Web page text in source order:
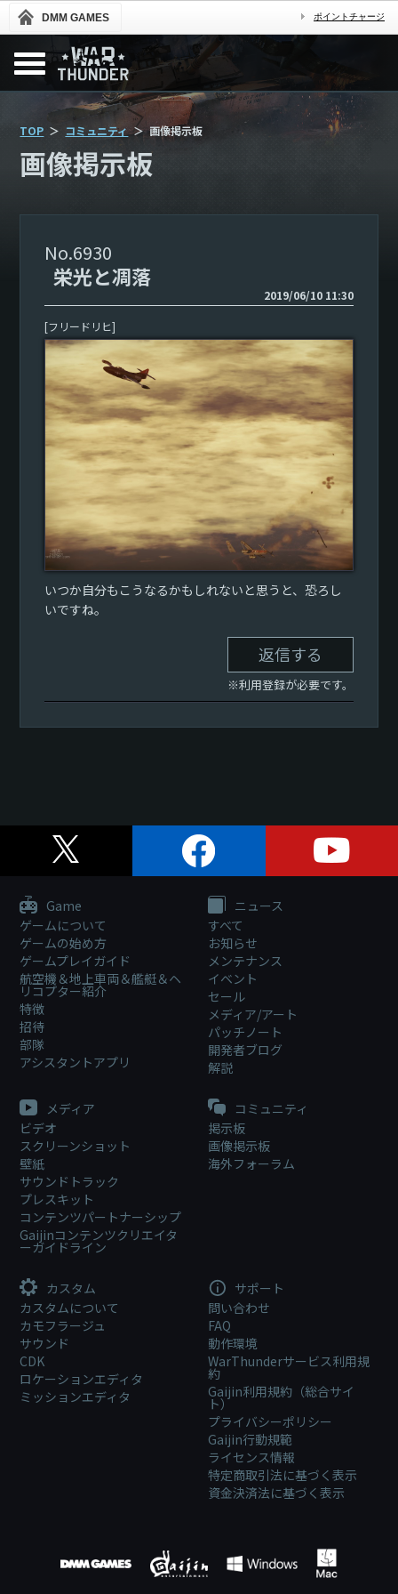
DMM GAMES ポイントチャージ
TOP コミュニティ 画像掲示板
画像掲示板
6930
栄光と凋落
2019/06/10 11:30
[フリードリヒ]
いつか自分もこうなるかもしれないと思うと、恐ろし
いですね。
返信する
※利用登録が必要です。
Game
ゲームについて
ゲームの始め方
ゲームプレイガイド
航空機＆地上車両＆艦艇＆ヘ
リコプター紹介
特徴
招待
部隊
アシスタントアプリ
ニュース
すべて
お知らせ
メンテナンス
イベント
セール
メディア/アート
パッチノート
開発者ブログ
解説
メディア
ビデオ
スクリーンショット
壁紙
サウンドトラック
プレスキット
コンテンツパートナーシップ
Gaijinコンテンツクリエイタ
ーガイドライン
コミュニティ
掲示板
画像掲示板
海外フォーラム
カスタム
カスタムについて
カモフラージュ
サウンド
CDK
ロケーションエディタ
ミッションエディタ
サポート
問い合わせ
FAQ
動作環境
WarThunderサービス利用規
約
Gaijin利用規約（総合サイ
ト）
プライバシーポリシー
Gaijin行動規範
ライセンス情報
特定商取引法に基づく表示
資金決済法に基づく表示